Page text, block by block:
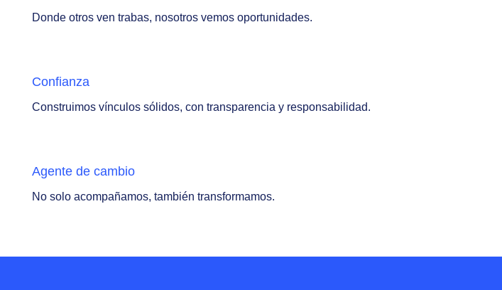
Donde otros ven trabas, nosotros vemos oportunidades.
Confianza
Construimos vínculos sólidos, con transparencia y responsabilidad.
Agente de cambio
No solo acompañamos, también transformamos.